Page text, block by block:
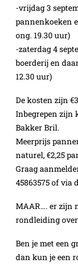
-vrijdag 3
pannenkoeken
ong. 19.30 uur)
-zaterdag 4
boerderij en
12.30 uur)
De kosten zijn
Inbegrepen zijn
Bakker Bril.
Meerprijs
naturel, €2,25
Graag
45863575 of
MAAR…. er zijn
rondleiding
Ben je met een
dan kun je een